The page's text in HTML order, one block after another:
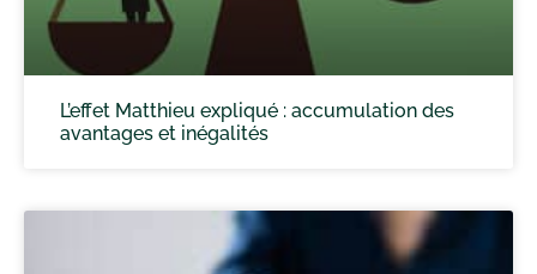
L’effet Matthieu expliqué : accumulation des
avantages et inégalités